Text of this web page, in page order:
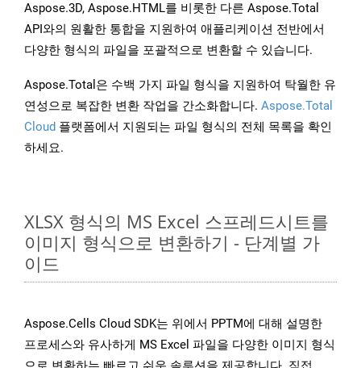
Aspose.3D, Aspose.HTML를 비롯한 다른 Aspose.Total
API와의 원활한 통합을 지원하여 애플리케이션 전반에서
다양한 형식의 파일을 포괄적으로 변환할 수 있습니다.
Aspose.Total은 수백 가지 파일 형식을 지원하여 탁월한 유
연성으로 복잡한 변환 작업을 간소화합니다. Aspose.Total
Cloud 플랫폼에서 지원되는 파일 형식의 전체 목록을 확인
하세요.
XLSX 형식의 MS Excel 스프레드시트를
이미지 형식으로 변환하기 - 단계별 가
이드
Aspose.Cells Cloud SDK는 위에서 PPTM에 대해 설명한
프로세스와 유사하게 MS Excel 파일을 다양한 이미지 형식